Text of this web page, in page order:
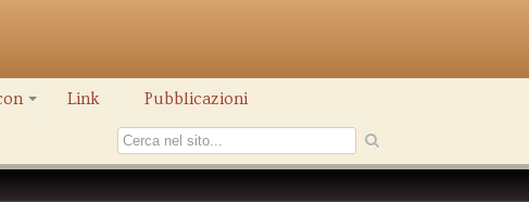
Link Pubblicazioni